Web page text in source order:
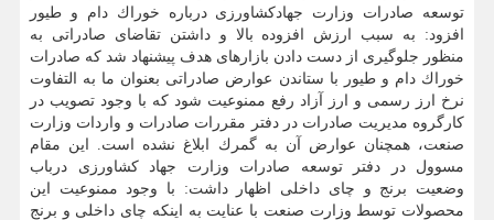
توسعه صادرات وزارت جهادكشاورزی درباره خوراك دام و طیور
افزود: به سبب ارزش افزوده بالا و داشتن تقاضای صادراتی به
منظور جلوگیری از دست دادن بازارهای هدف پیشنهاد شد كه صادرات
خوراك دام و طیور با ستاندن عوارض صادراتی بعنوان ما به التفاوت
نرخ ارز رسمی و ارز آزاد رفع ممنوعیت شود كه با وجود تصویب در
كارگروه مدیریت صادرات در دفتر مقررات صادرات و واردات وزارت
صنعت، همچنان عوارض آن به گمرك ابلاغ نشده است. این مقام
مسوول در دفتر توسعه صادرات وزارت جهاد كشاورزی درباب
وضعیت برنج و چای داخلی اظهار داشت: با وجود ممنوعیت این
محصولات توسط وزارت صنعت با عنایت به اینكه چای داخلی و برنج